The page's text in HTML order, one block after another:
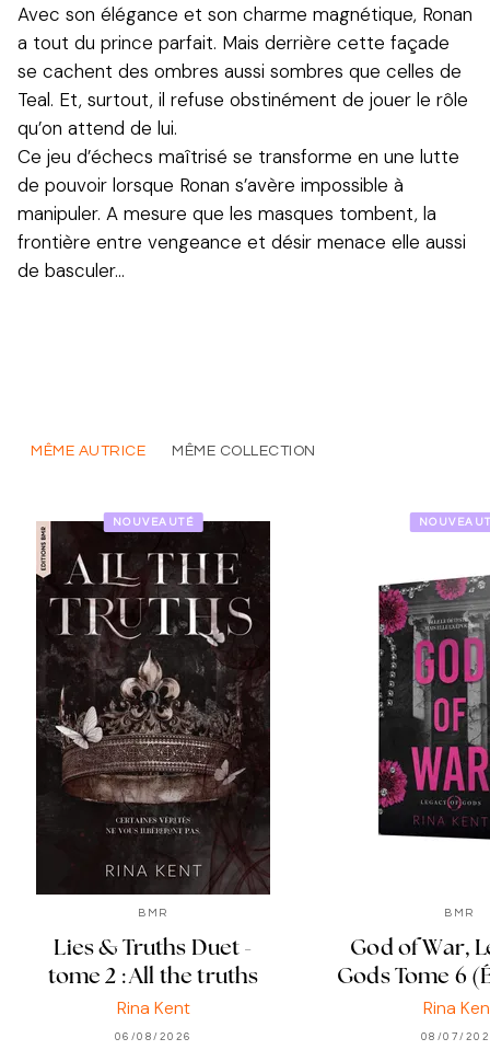
Avec son élégance et son charme magnétique, Ronan
a tout du prince parfait. Mais derrière cette façade
se cachent des ombres aussi sombres que celles de
Teal. Et, surtout, il refuse obstinément de jouer le rôle
qu’on attend de lui.
Ce jeu d’échecs maîtrisé se transforme en une lutte
de pouvoir lorsque Ronan s’avère impossible à
manipuler. A mesure que les masques tombent, la
frontière entre vengeance et désir menace elle aussi
de basculer…
MÊME AUTRICE MÊME COLLECTION
NOUVEAUTÉ
BMR
Lies & Truths Duet -
tome 2 : All the truths
Rina Kent
06/08/2026
BMR
God of War,
Gods Tome 6
Rina
08/07/